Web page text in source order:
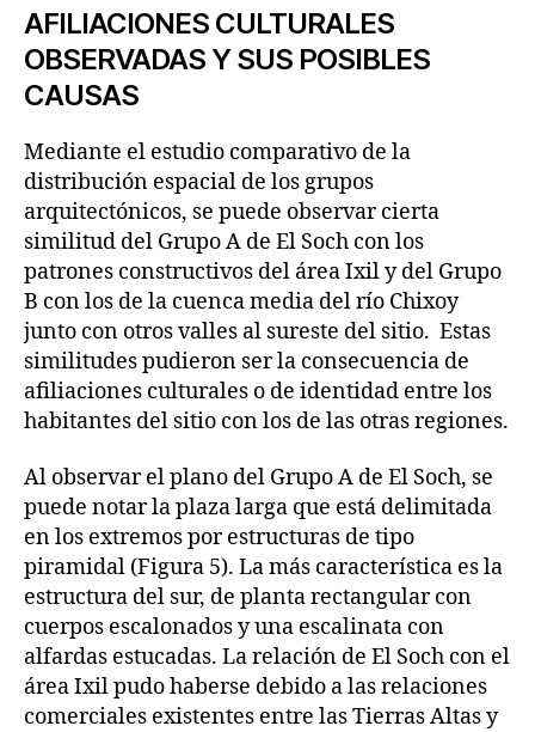
AFILIACIONES CULTURALES
OBSERVADAS Y SUS POSIBLES
CAUSAS
Mediante el estudio comparativo de la
distribución espacial de los grupos
arquitectónicos, se puede observar cierta
similitud del Grupo A de El Soch con los
patrones constructivos del área Ixil y del Grupo
B con los de la cuenca media del río Chixoy
junto con otros valles al sureste del sitio. Estas
similitudes pudieron ser la consecuencia de
afiliaciones culturales o de identidad entre los
habitantes del sitio con los de las otras regiones.
Al observar el plano del Grupo A de El Soch, se
puede notar la plaza larga que está delimitada
en los extremos por estructuras de tipo
piramidal (Figura 5). La más característica es la
estructura del sur, de planta rectangular con
cuerpos escalonados y una escalinata con
alfardas estucadas. La relación de El Soch con el
área Ixil pudo haberse debido a las relaciones
comerciales existentes entre las Tierras Altas y